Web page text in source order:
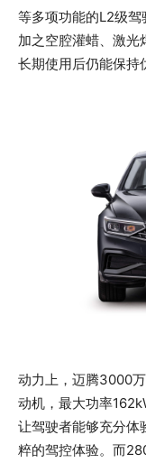
等多项功能的L2级驾
加之空腔灌蜡、激光
长期使用后仍能保持
动力上，迈腾3000
动机，最大功率
让驾驶者能够充分体
粹的驾控体验。而